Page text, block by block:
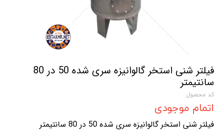
فیلتر شنی استخر گالوانیزه سری شده 50 در 80
سانتیمتر
کد محصول:
اتمام موجودی
فیلتر شنی استخر گالوانیزه سری شده 50 در 80 سانتیمتر